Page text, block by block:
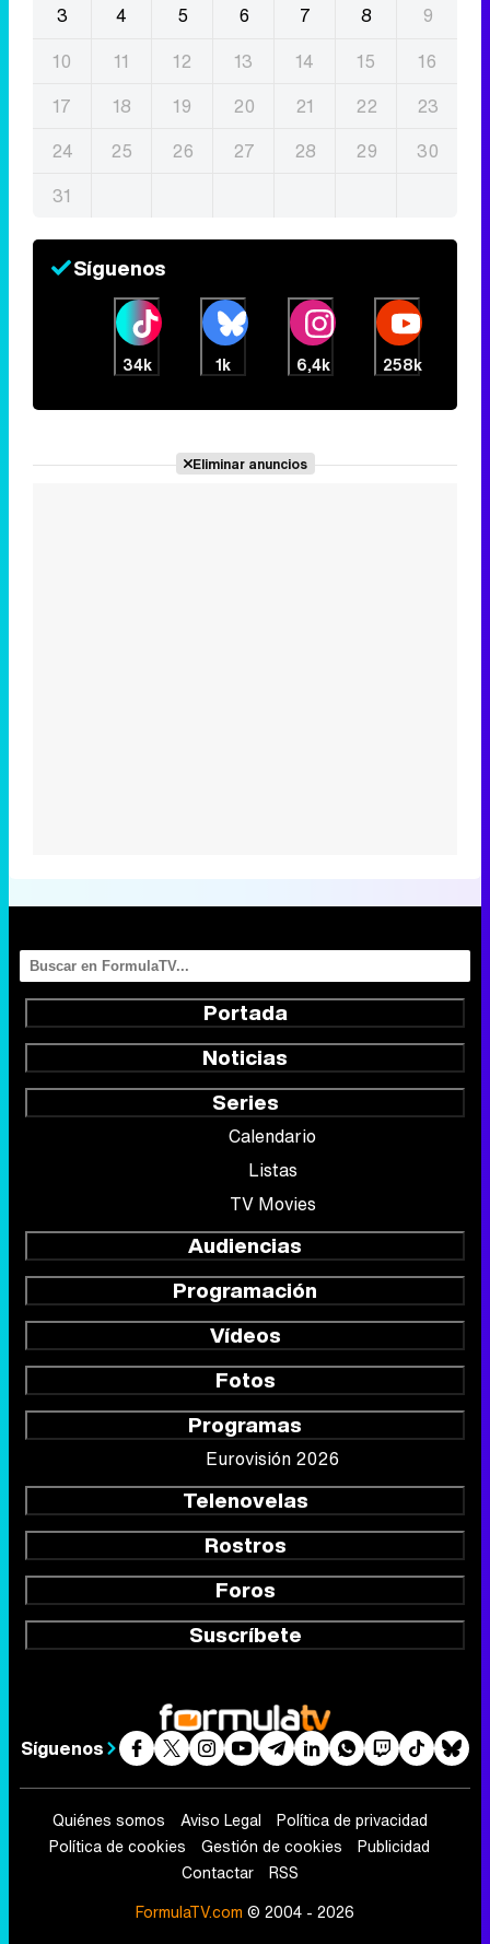
3
4 5 6 7 8
9
10
11 12 13 14 15
16
17
18 19 20 21 22
23
24
25 26 27 28 29
30
31
Síguenos
34k 1k 6,4k 258k
Eliminar anuncios
Portada
Noticias
Series
Calendario
Listas
TV Movies
Audiencias
Programación
Vídeos
Fotos
Programas
Eurovisión 2026
Telenovelas
Rostros
Foros
Suscríbete
Síguenos
Quiénes somos Aviso Legal
Política de privacidad
Política de cookies
Gestión de cookies
Publicidad
Contactar
RSS
FormulaTV.com © 2004 - 2026